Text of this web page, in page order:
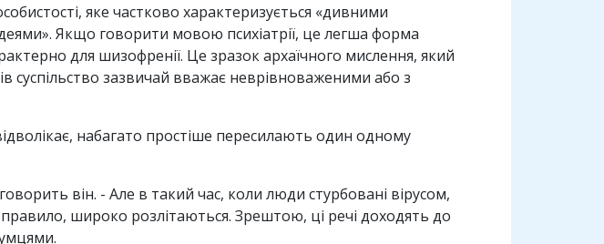
яке частково характеризується «дивними
Якщо говорити мовою психіатрії, це легша форма
для шизофренії. Це зразок архаїчного мислення, який
суспільство зазвичай вважає неврівноваженими або з
набагато простіше пересилають один одному
він. - Але в такий час, коли люди стурбовані вірусом,
широко розлітаються. Зрештою, ці речі доходять до